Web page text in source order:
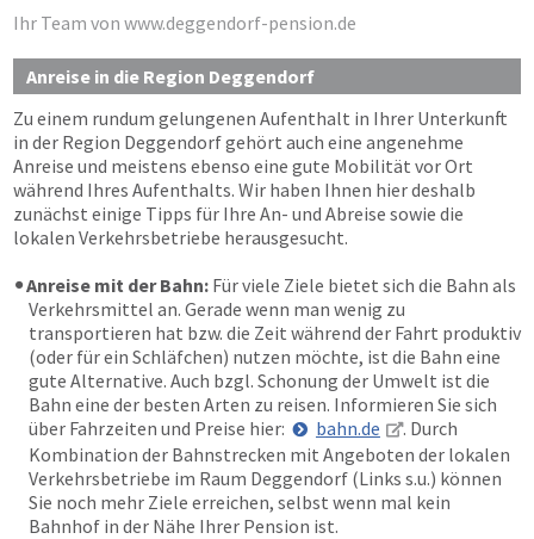
Ihr Team von www.deggendorf-pension.de
Anreise in die Region Deggendorf
Zu einem rundum gelungenen Aufenthalt in Ihrer Unterkunft
in der Region Deggendorf gehört auch eine angenehme
Anreise und meistens ebenso eine gute Mobilität vor Ort
während Ihres Aufenthalts. Wir haben Ihnen hier deshalb
zunächst einige Tipps für Ihre An- und Abreise sowie die
lokalen Verkehrsbetriebe herausgesucht.
Anreise mit der Bahn: Für viele Ziele bietet sich die Bahn als
Verkehrsmittel an. Gerade wenn man wenig zu
transportieren hat bzw. die Zeit während der Fahrt produktiv
(oder für ein Schläfchen) nutzen möchte, ist die Bahn eine
gute Alternative. Auch bzgl. Schonung der Umwelt ist die
Bahn eine der besten Arten zu reisen. Informieren Sie sich
über Fahrzeiten und Preise hier:
bahn.de
. Durch
Kombination der Bahnstrecken mit Angeboten der lokalen
Verkehrsbetriebe im Raum Deggendorf (Links s.u.) können
Sie noch mehr Ziele erreichen, selbst wenn mal kein
Bahnhof in der Nähe Ihrer Pension ist.